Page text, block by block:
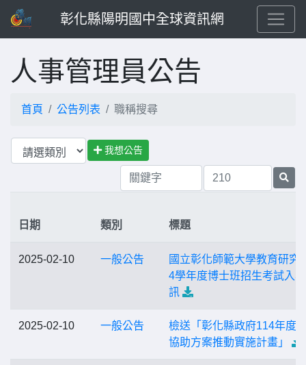
彰化縣陽明國中全球資訊網
人事管理員公告
首頁 公告列表 職稱搜尋
我想公告
日期 類別 標題
2025-02-10 一般公告
國立彰化師範大學教育研究
4學年度博士班招生考試入
訊
2025-02-10 一般公告
檢送「彰化縣政府114年度
協助方案推動實施計畫」